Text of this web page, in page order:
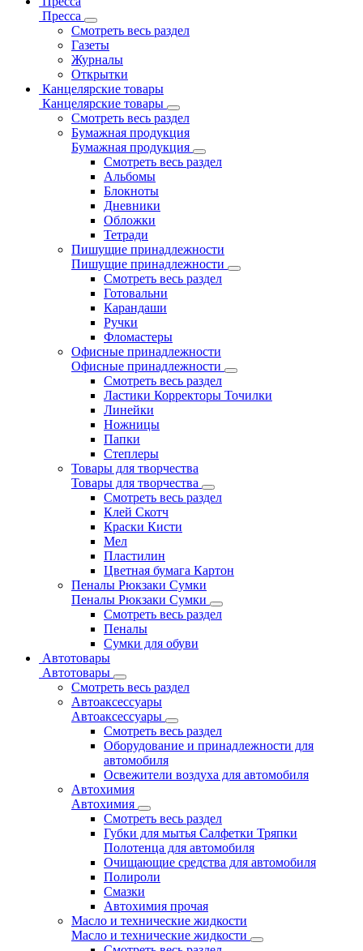
Пресса
Смотреть весь раздел
Газеты
Журналы
Открытки
Канцелярские товары
Канцелярские товары
Смотреть весь раздел
Бумажная продукция
Бумажная продукция
Смотреть весь раздел
Альбомы
Блокноты
Дневники
Обложки
Тетради
Пишущие принадлежности
Пишущие принадлежности
Смотреть весь раздел
Готовальни
Карандаши
Ручки
Фломастеры
Офисные принадлежности
Офисные принадлежности
Смотреть весь раздел
Ластики Корректоры Точилки
Линейки
Ножницы
Папки
Степлеры
Товары для творчества
Товары для творчества
Смотреть весь раздел
Клей Скотч
Краски Кисти
Мел
Пластилин
Цветная бумага Картон
Пеналы Рюкзаки Сумки
Пеналы Рюкзаки Сумки
Смотреть весь раздел
Пеналы
Сумки для обуви
Автотовары
Автотовары
Смотреть весь раздел
Автоаксессуары
Автоаксессуары
Смотреть весь раздел
Оборудование и принадлежности для
автомобиля
Освежители воздуха для автомобиля
Автохимия
Автохимия
Смотреть весь раздел
Губки для мытья Салфетки Тряпки
Полотенца для автомобиля
Очищающие средства для автомобиля
Полироли
Смазки
Автохимия прочая
Масло и технические жидкости
Масло и технические жидкости